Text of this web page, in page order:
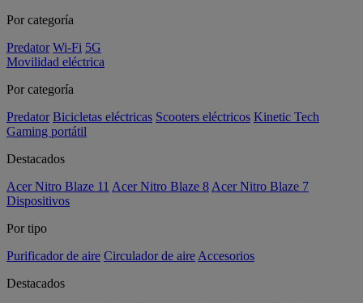
Por categoría
Predator Wi-Fi 5G
Movilidad eléctrica
Por categoría
Predator Bicicletas eléctricas Scooters eléctricos Kinetic Tech
Gaming portátil
Destacados
Acer Nitro Blaze 11 Acer Nitro Blaze 8 Acer Nitro Blaze 7
Dispositivos
Por tipo
Purificador de aire Circulador de aire Accesorios
Destacados